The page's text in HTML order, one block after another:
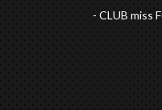
CLUB miss